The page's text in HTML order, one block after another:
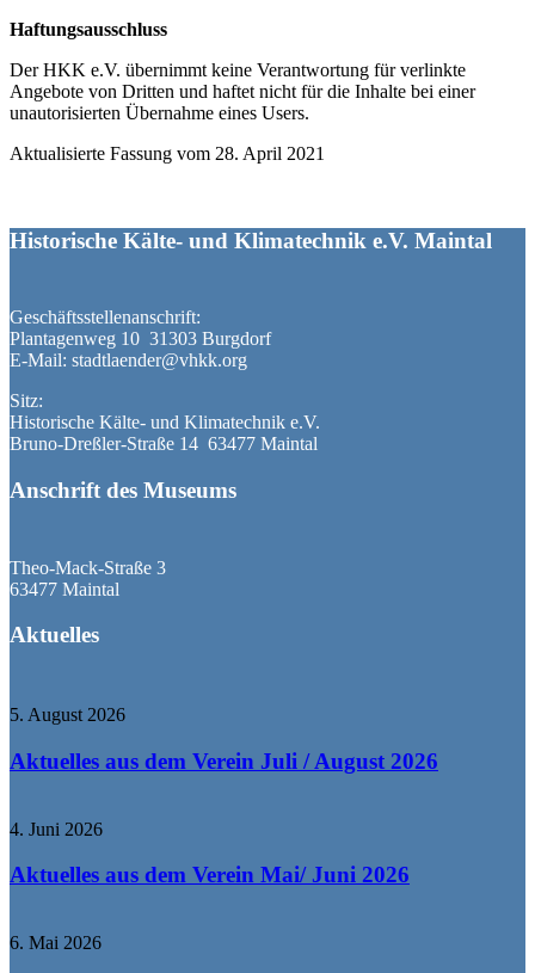
Haftungsausschluss
Der HKK e.V. übernimmt keine Verantwortung für verlinkte
Angebote von Dritten und haftet nicht für die Inhalte bei einer
unautorisierten Übernahme eines Users.
Aktualisierte Fassung vom 28. April 2021
Historische Kälte- und Klimatechnik e.V. Maintal
Geschäftsstellenanschrift:
Plantagenweg 10 31303 Burgdorf
E-Mail: stadtlaender@vhkk.org
Sitz:
Historische Kälte- und Klimatechnik e.V.
Bruno-Dreßler-Straße 14 63477 Maintal
Anschrift des Museums
Theo-Mack-Straße 3
63477 Maintal
Aktuelles
5. August 2026
Aktuelles aus dem Verein Juli / August 2026
4. Juni 2026
Aktuelles aus dem Verein Mai/ Juni 2026
6. Mai 2026